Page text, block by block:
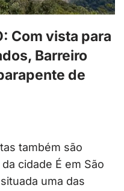
Com vista para
Barreiro
de
também são
cidade É em São
uma das